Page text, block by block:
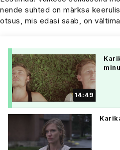
nende suhted on märksa
otsus, mis edasi saab, on
14:49